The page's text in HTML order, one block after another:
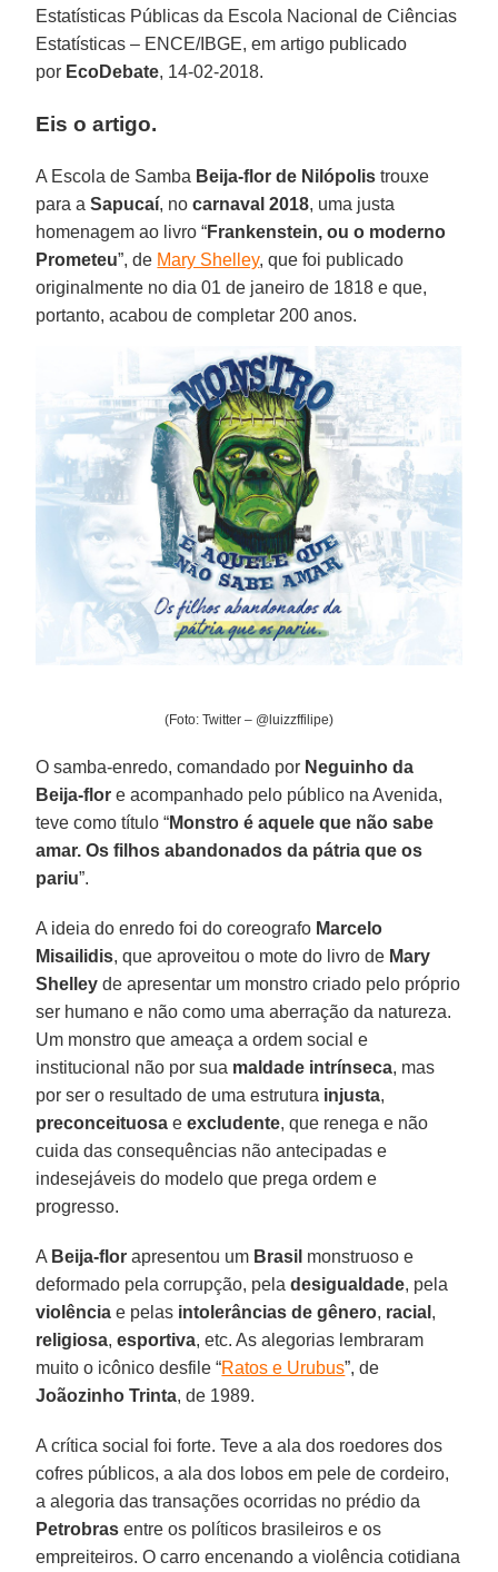
Estatísticas Públicas da Escola Nacional de Ciências
Estatísticas – ENCE/IBGE, em artigo publicado
por EcoDebate, 14-02-2018.
Eis o artigo.
A Escola de Samba Beija-flor de Nilópolis trouxe
para aSapucaí, nocarnaval 2018, uma justa
homenagem ao livro “Frankenstein, ou o moderno
Prometeu”, de Mary Shelley, que foi publicado
originalmente no dia 01 de janeiro de 1818 e que,
portanto, acabou de completar 200 anos.
(Foto: Twitter – @luizzffilipe)
O samba-enredo, comandado por Neguinho da
Beija-flor e acompanhado pelo público na Avenida,
teve como título “Monstro é aquele que não sabe
amar. Os filhos abandonados da pátria que os
pariu”.
A ideia do enredo foi do coreografo Marcelo
Misailidis, que aproveitou o mote do livro de Mary
Shelley de apresentar um monstro criado pelo próprio
ser humano e não como uma aberração da natureza.
Um monstro que ameaça a ordem social e
institucional não por sua maldade intrínseca, mas
por ser o resultado de uma estrutura injusta,
preconceituosa eexcludente, que renega e não
cuida das consequências não antecipadas e
indesejáveis do modelo que prega ordem e
progresso.
A Beija-flor apresentou um Brasil monstruoso e
deformado pela corrupção, peladesigualdade, pela
violência e pelas intolerâncias de gênero, racial ,
religiosa,esportiva, etc. As alegorias lembraram
muito o icônico desfile “Ratos e Urubus”, de
Joãozinho Trinta, de 1989.
A crítica social foi forte. Teve a ala dos roedores dos
cofres públicos, a ala dos lobos em pele de cordeiro,
a alegoria das transações ocorridas no prédio da
Petrobras entre os políticos brasileiros e os
empreiteiros. O carro encenando a violência cotidiana